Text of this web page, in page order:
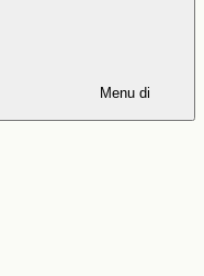
Menu di